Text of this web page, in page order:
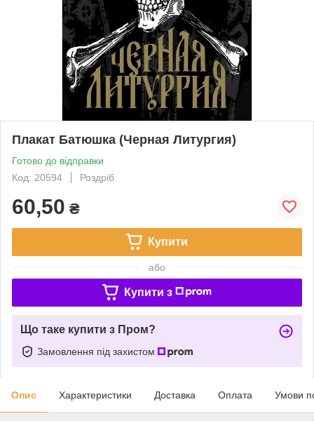
Плакат Батюшка (Черная Литургия)
Готово до відправки
Код: 20594
Роздріб
60,50 ₴
Купити
або
Купити з
Що таке купити з Пром?
Замовлення під захистом
Опис Характеристики Доставка Оплата Умови